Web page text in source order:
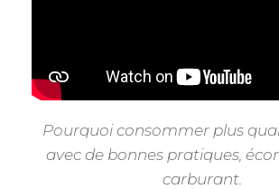
Pourquoi consommer plus
avec de bonnes pratiques,
carburant.